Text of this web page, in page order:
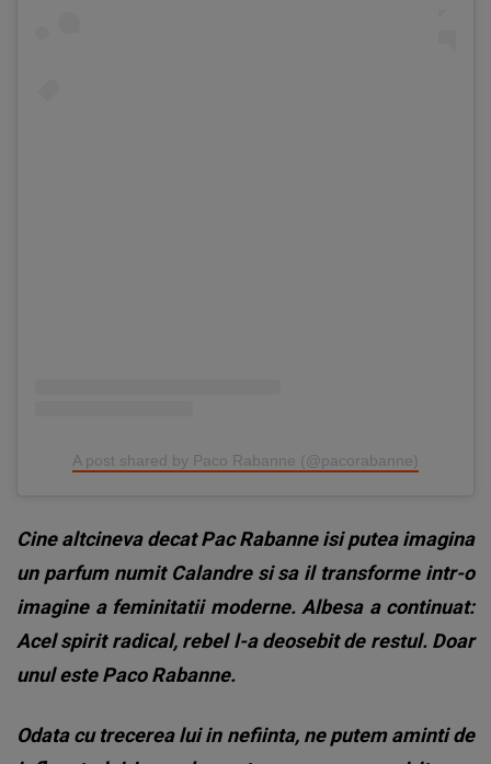
A post shared by Paco Rabanne (@pacorabanne)
Cine altcineva decat Pac Rabanne isi putea imagina
un parfum numit Calandre si sa il transforme intr-o
imagine a feminitatii moderne. Albesa a continuat:
Acel spirit radical, rebel l-a deosebit de restul. Doar
unul este Paco Rabanne.
Odata cu trecerea lui in nefiinta, ne putem aminti de